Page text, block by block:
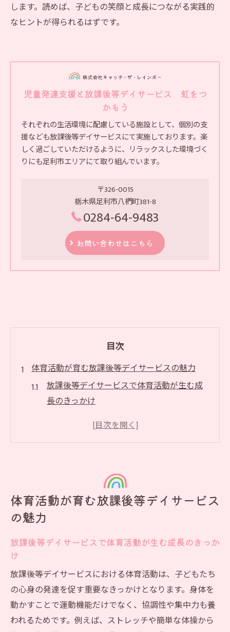
します。読めば、子どもの笑顔と成長につながる実践的
なヒントが得られるはずです。
児童発達支援と放課後等デイサービス 虹をつ
かもう
それぞれの生活環境に配慮している施設として、個別の支
援なども放課後等デイサービスにて実施しております。楽
しく過ごしていただけるように、リラックスした環境づく
りにも足利市エリアにて取り組んでいます。
〒326-0015
栃木県足利市八椚町381-8
0284-64-9483
お問い合わせはこちら
目次
体育活動が育む放課後等デイサービスの魅力
放課後等デイサービスで体育活動が生む成
長のきっかけ
体育活動が放課後等デイサービスの安心感
放課後等デイサービスが体育活動で目指す
地域貢献
放課後等デイサービス体育活動の実例から
放課後等デイサービスで子どもの発達を伸ばす
体育活動
放課後等デイサービスで発達を促す体育活
体育活動が育む放課後等デイサービス
の魅力
放課後等デイサービスで体育活動が生む成長のきっか
け
放課後等デイサービスにおける体育活動は、子どもたち
の心身の発達を促す重要なきっかけとなります。身体を
動かすことで運動機能だけでなく、協調性や集中力も養
われるためです。例えば、ストレッチや簡単な体操から